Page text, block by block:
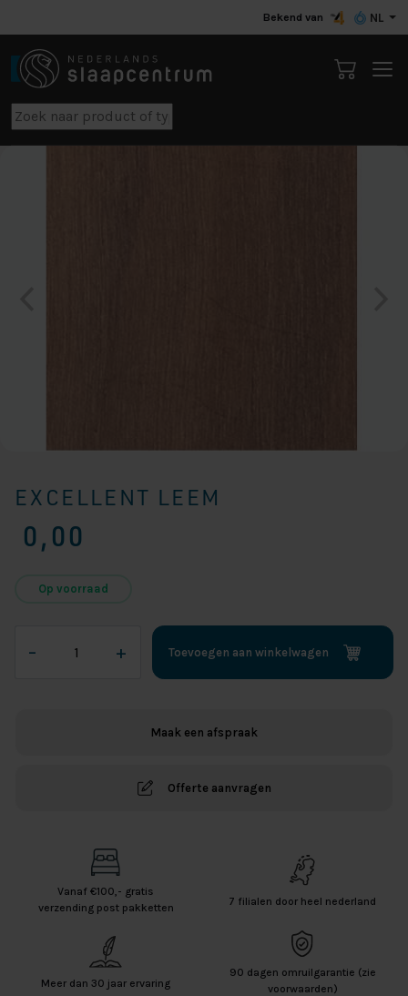
Bekend van NL
EXCELLENT LEEM
0,00
Op voorraad
–
Leem
+ Toevoegen aan winkelwagen
Maak een afspraak
Offerte aanvragen
Vanaf €100,- gratis
verzending post pakketten
7 filialen door heel nederland
Meer dan 30 jaar ervaring
90 dagen omruilgarantie (zie
voorwaarden)